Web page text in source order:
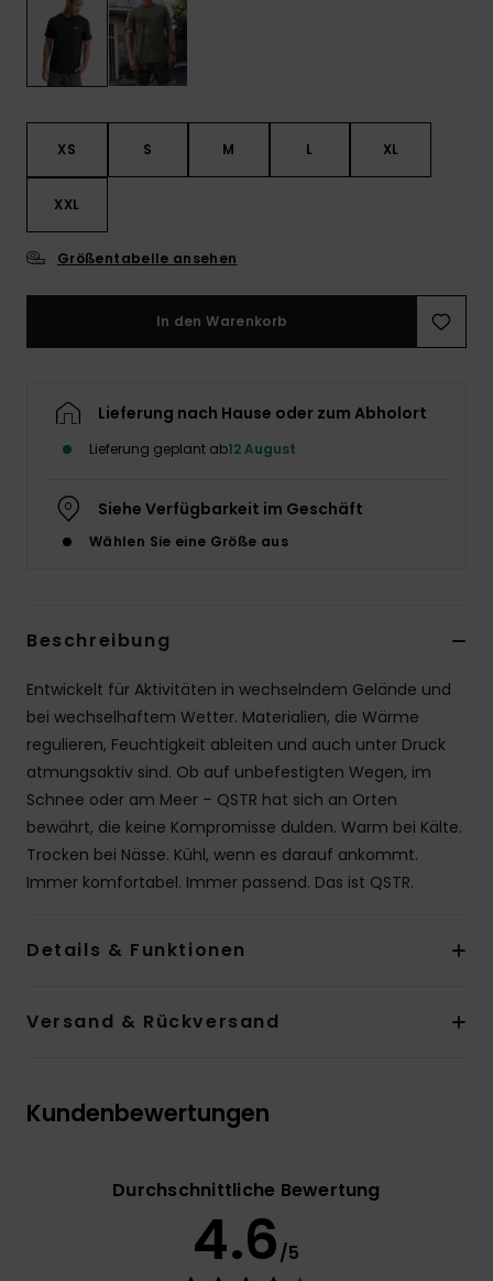
XS S M L XL
XXL
Größentabelle ansehen
In den Warenkorb
Lieferung nach Hause oder zum Abholort
Lieferung geplant ab12 August
Siehe Verfügbarkeit im Geschäft
Wählen Sie eine Größe aus
Beschreibung
Entwickelt für Aktivitäten in wechselndem Gelände und
bei wechselhaftem Wetter. Materialien, die Wärme
regulieren, Feuchtigkeit ableiten und auch unter Druck
atmungsaktiv sind. Ob auf unbefestigten Wegen, im
Schnee oder am Meer – QSTR hat sich an Orten
bewährt, die keine Kompromisse dulden. Warm bei Kälte.
Trocken bei Nässe. Kühl, wenn es darauf ankommt.
Immer komfortabel. Immer passend. Das ist QSTR.
Details & Funktionen
Versand & Rückversand
Kundenbewertungen
Durchschnittliche Bewertung
4.6/5